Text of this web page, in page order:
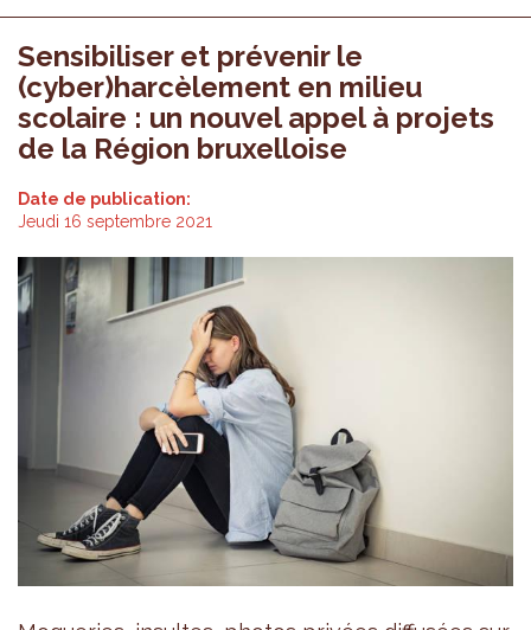
Sensibiliser et prévenir le
(cyber)harcèlement en milieu
scolaire : un nouvel appel à projets
de la Région bruxelloise
Date de publication:
Jeudi 16 septembre 2021